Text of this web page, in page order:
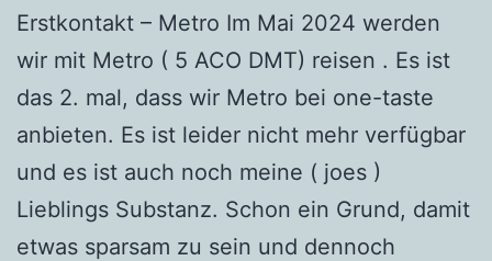
Erstkontakt – Metro Im Mai 2024 werden
wir mit Metro ( 5 ACO DMT) reisen . Es ist
das 2. mal, dass wir Metro bei one-taste
anbieten. Es ist leider nicht mehr verfügbar
und es ist auch noch meine ( joes )
Lieblings Substanz. Schon ein Grund, damit
etwas sparsam zu sein und dennoch